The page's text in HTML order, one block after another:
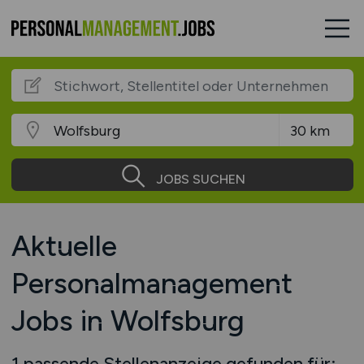
JOBS SUCHEN
Aktuelle
Personalmanagement
Jobs in Wolfsburg